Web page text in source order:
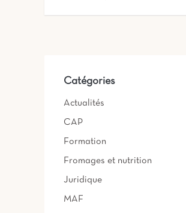
Catégories
Actualités
CAP
Formation
Fromages et nutrition
Juridique
MAF